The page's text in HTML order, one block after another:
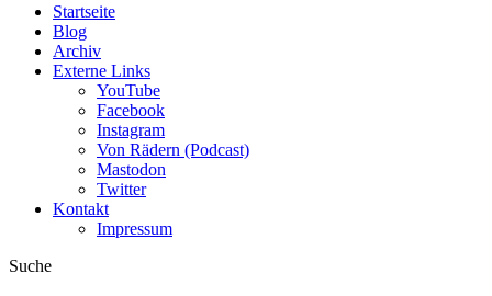
Startseite
Blog
Archiv
Externe Links
YouTube
Facebook
Instagram
Von Rädern (Podcast)
Mastodon
Twitter
Kontakt
Impressum
Suche